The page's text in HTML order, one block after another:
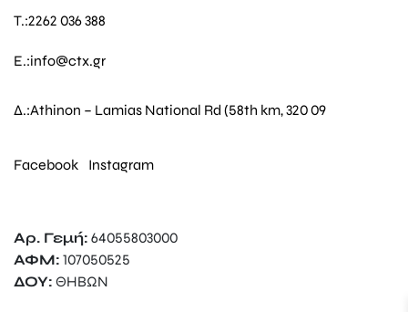
T.:2262 036 388
E.:info@ctx.gr
Δ.:Athinon – Lamias National Rd (58th km, 320 09
Facebook Instagram
Αρ. Γεμή: 64055803000
ΑΦΜ: 107050525
ΔΟΥ: ΘΗΒΩΝ